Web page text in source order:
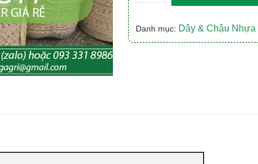
Danh mục: Dây & Chậu Nhựa